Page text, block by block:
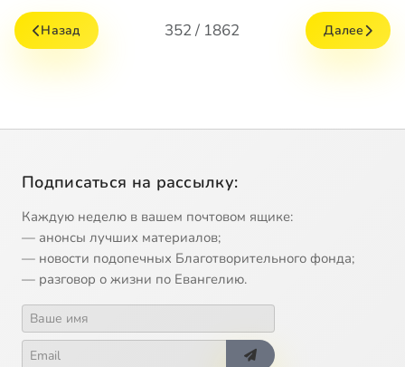
Назад 352 / 1862 Далее
Подписаться на рассылку:
Каждую неделю в вашем почтовом ящике:
— анонсы лучших материалов;
— новости подопечных Благотворительного фонда;
— разговор о жизни по Евангелию.